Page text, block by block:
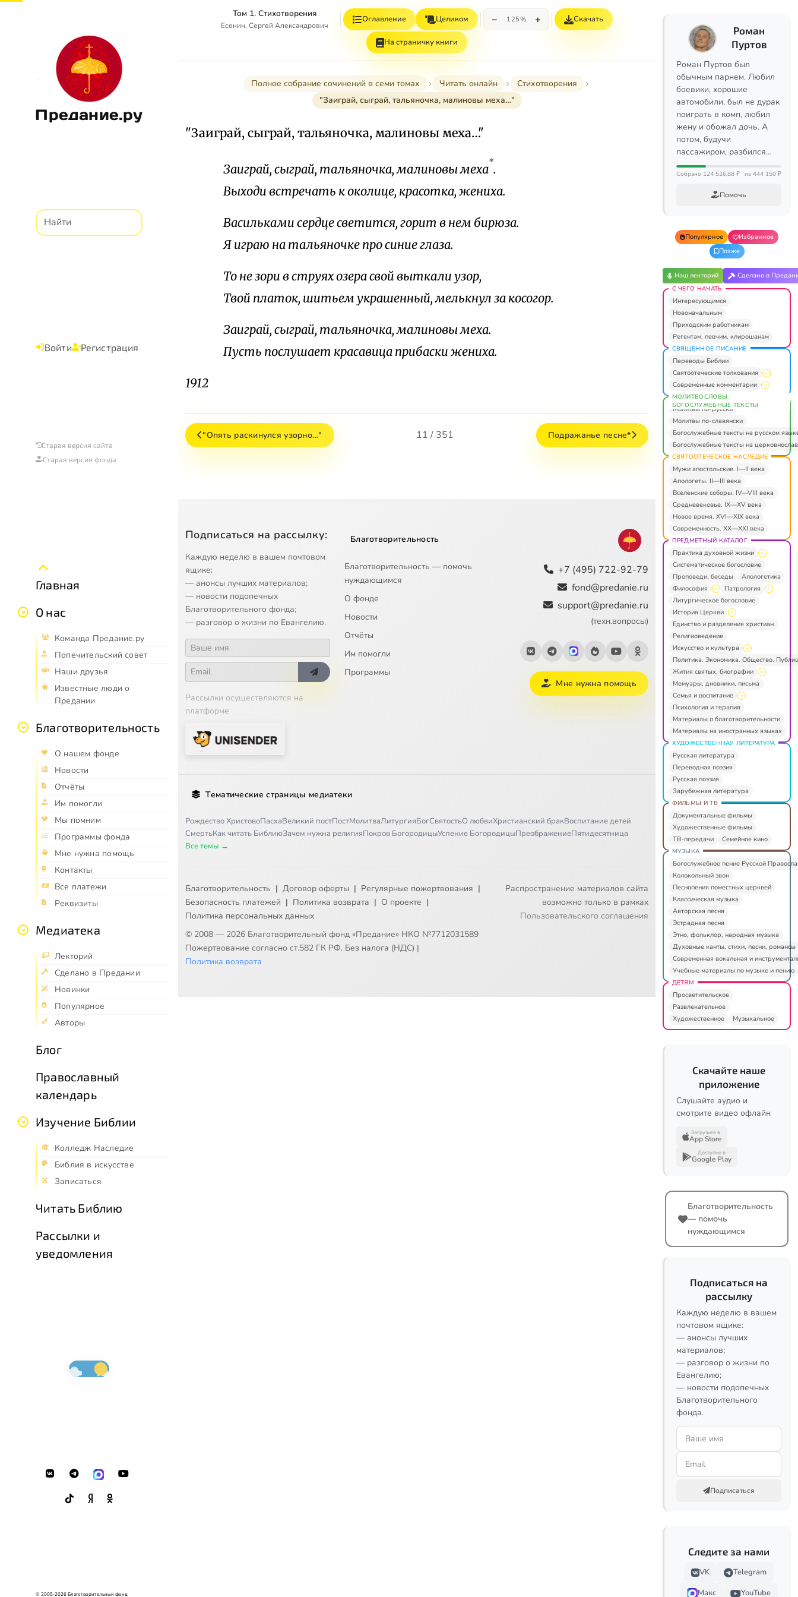
Предание.ру
Войти Регистрация
Старая версия сайта
Старая версия фонда
Главная
О нас
Команда Предание.ру
Попечительский совет
Наши друзья
Известные люди о
Предании
Благотворительность
О нашем фонде
Новости
Отчёты
Им помогли
Мы помним
Программы фонда
Мне нужна помощь
Контакты
Все платежи
Реквизиты
Медиатека
Лекторий
Сделано в Предании
Новинки
Популярное
Авторы
Блог
Православный
календарь
Изучение Библии
Колледж Наследие
Библия в искусстве
Записаться
Читать Библию
Рассылки и
уведомления
© 2005-2026 Благотворительный фонд
Том 1. Стихотворения
Есенин, Сергей Александрович
Оглавление Целиком − 125% + Скачать
На страничку книги
Полное собрание сочинений в семи томах Читать онлайн
Стихотворения
"Заиграй, сыграй, тальяночка, малиновы меха…"
"Заиграй, сыграй, тальяночка, малиновы меха…"
Заиграй, сыграй, тальяночка, малиновы меха*.
Выходи встречать к околице, красотка, жениха.
Васильками сердце светится, горит в нем бирюза.
Я играю на тальяночке про синие глаза.
То не зори в струях озера свой выткали узор,
Твой платок, шитьем украшенный, мелькнул за косогор.
Заиграй, сыграй, тальяночка, малиновы меха.
Пусть послушает красавица прибаски жениха.
1912
"Опять раскинулся узорно…" 11 / 351 Подражанье песне*
Подписаться на рассылку:
Каждую неделю в вашем почтовом
ящике:
— анонсы лучших материалов;
— новости подопечных
Благотворительного фонда;
— разговор о жизни по Евангелию.
Рассылки осуществляются на
платформе
Благотворительность
Благотворительность — помочь
нуждающимся
О фонде
Новости
Отчёты
Им помогли
Программы
+7 (495) 722-92-79
fond@predanie.ru
support@predanie.ru
(техн.вопросы)
Мне нужна помощь
Тематические страницы медиатеки
Рождество ХристовоПасхаВеликий постПостМолитваЛитургияБогСвятостьО любвиХристианский бракВоспитание детей
СмертьКак читать БиблиюЗачем нужна религияПокров БогородицыУспение БогородицыПреображениеПятидесятница
Все темы →
Благотворительность | Договор оферты | Регулярные пожертвования |
Безопасность платежей | Политика возврата | О проекте |
Политика персональных данных
© 2008 — 2026 Благотворительный фонд «Предание» НКО №7712031589
Пожертвование согласно ст.582 ГК РФ. Без налога (НДС) |
Политика возврата
Распространение материалов сайта
возможно только в рамках
Пользовательского соглашения
Роман
Пуртов
Роман Пуртов был
обычным парнем. Любил
боевики, хорошие
автомобили, был не дурак
поиграть в комп, любил
жену и обожал дочь. А
потом, будучи
пассажиром, разбился…
Собрано 124 526,88 ₽ из 444 150 ₽
Помочь
Популярное
Избранное
Позже
Наш лекторий Сделано в
С ЧЕГО НАЧАТЬ
Интересующимся
Новоначальным
Приходским работникам
Регентам, певчим, клирошанам
СВЯЩЕННОЕ ПИСАНИЕ
Переводы Библии
Святоотеческие толкования
Современные комментарии
МОЛИТВОСЛОВЫ.
БОГОСЛУЖЕБНЫЕ ТЕКСТЫ
Молитвы по-русски
Молитвы по-славянски
Богослужебные тексты на русском
Богослужебные тексты на
СВЯТООТЕЧЕСКОЕ НАСЛЕДИЕ
Мужи апостольские. I—II века
Апологеты. II—III века
Вселенские соборы. IV—VIII века
Средневековье. IX—XV века
Новое время. XVI—XIX века
Современность. XX—XXI века
ПРЕДМЕТНЫЙ КАТАЛОГ
Практика духовной жизни
Систематическое богословие
Проповеди, беседы
Апологетика
Философия
Патрология
Литургическое богословие
История Церкви
Единство и разделения христиан
Религиоведение
Искусство и культура
Политика. Экономика. Общество.
Жития святых, биографии
Мемуары, дневники, письма
Семья и воспитание
Психология и терапия
Материалы о благотворительности
Материалы на иностранных языках
ХУДОЖЕСТВЕННАЯ ЛИТЕРАТУРА
Русская литература
Переводная поэзия
Русская поэзия
Зарубежная литература
ФИЛЬМЫ И ТВ
Документальные фильмы
Художественные фильмы
ТВ-передачи
Семейное кино
МУЗЫКА
Богослужебное пение Русской
Колокольный звон
Песнопения поместных церквей
Классическая музыка
Авторская песня
Эстрадная песня
Этно, фольклор, народная музыка
Духовные канты, стихи, песни, романсы
Современная вокальная и
Учебные материалы по музыке и пению
ДЕТЯМ
Просветительское
Развлекательное
Художественное
Музыкальное
Скачайте наше
приложение
Слушайте аудио и
смотрите видео офлайн
Загрузите в
App Store
Доступно в
Google Play
Благотворительность
— помочь
нуждающимся
Подписаться на
рассылку
Каждую неделю в вашем
почтовом ящике:
— анонсы лучших
материалов;
— разговор о жизни по
Евангелию;
— новости подопечных
Благотворительного
фонда.
Подписаться
Следите за нами
VK
Telegram
Макс
YouTube